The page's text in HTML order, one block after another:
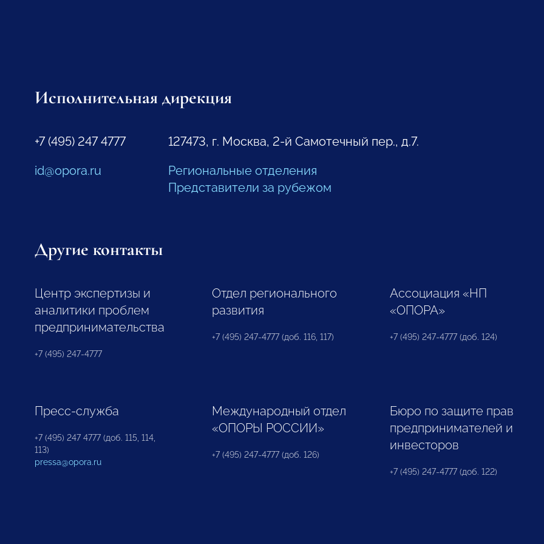
Исполнительная дирекция
+7 (495) 247 4777
id@opora.ru
127473, г. Москва, 2-й Самотечный пер., д.7.
Региональные отделения
Представители за рубежом
Другие контакты
Центр экспертизы и
аналитики проблем
предпринимательства
+7 (495) 247-4777
Отдел регионального
развития
+7 (495) 247-4777 (доб. 116, 117)
Ассоциация «НП
«ОПОРА»
+7 (495) 247-4777 (доб. 124)
Пресс-служба
+7 (495) 247 4777 (доб. 115, 114,
113)
pressa@opora.ru
Международный отдел
«ОПОРЫ РОССИИ»
+7 (495) 247-4777 (доб. 126)
Бюро по защите прав
предпринимателей и
инвесторов
+7 (495) 247-4777 (доб. 122)